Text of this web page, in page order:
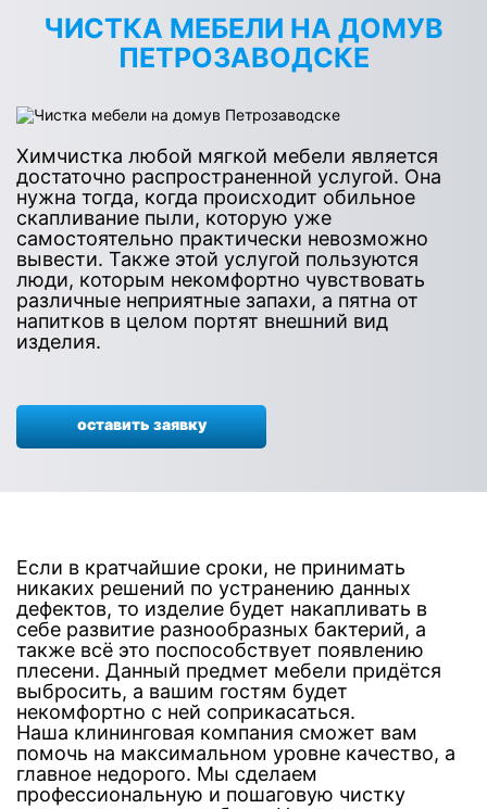
ЧИСТКА МЕБЕЛИ НА ДОМУВ
ПЕТРОЗАВОДСКЕ
Химчистка любой мягкой мебели является
достаточно распространенной услугой. Она
нужна тогда, когда происходит обильное
скапливание пыли, которую уже
самостоятельно практически невозможно
вывести. Также этой услугой пользуются
люди, которым некомфортно чувствовать
различные неприятные запахи, а пятна от
напитков в целом портят внешний вид
изделия.
оставить заявку
Если в кратчайшие сроки, не принимать
никаких решений по устранению данных
дефектов, то изделие будет накапливать в
себе развитие разнообразных бактерий, а
также всё это поспособствует появлению
плесени. Данный предмет мебели придётся
выбросить, а вашим гостям будет
некомфортно с ней соприкасаться.
Наша клининговая компания сможет вам
помочь на максимальном уровне качество, а
главное недорого. Мы сделаем
профессиональную и пошаговую чистку